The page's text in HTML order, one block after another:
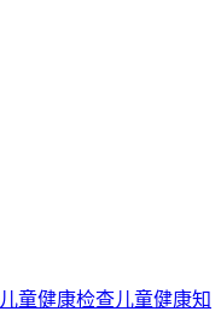
儿童健康检查儿童健康知